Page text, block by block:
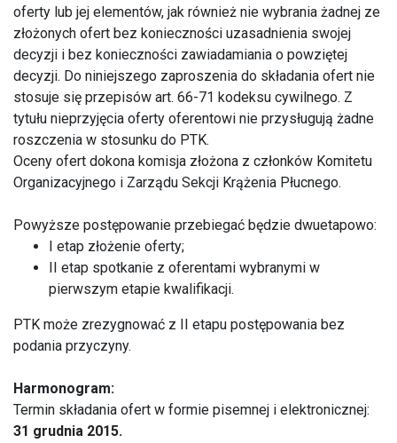
oferty lub jej elementów, jak również nie wybrania żadnej ze
złożonych ofert bez konieczności uzasadnienia swojej
decyzji i bez konieczności zawiadamiania o powziętej
decyzji. Do niniejszego zaproszenia do składania ofert nie
stosuje się przepisów art. 66-71 kodeksu cywilnego. Z
tytułu nieprzyjęcia oferty oferentowi nie przysługują żadne
roszczenia w stosunku do PTK.
Oceny ofert dokona komisja złożona z członków Komitetu
Organizacyjnego i Zarządu Sekcji Krążenia Płucnego.
Powyższe postępowanie przebiegać będzie dwuetapowo:
I etap złożenie oferty;
II etap spotkanie z oferentami wybranymi w
pierwszym etapie kwalifikacji.
PTK może zrezygnować z II etapu postępowania bez
podania przyczyny.
Harmonogram:
Termin składania ofert w formie pisemnej i elektronicznej:
31 grudnia 2015.